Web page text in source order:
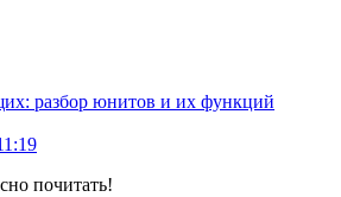
разбор юнитов и их функций
почитать!